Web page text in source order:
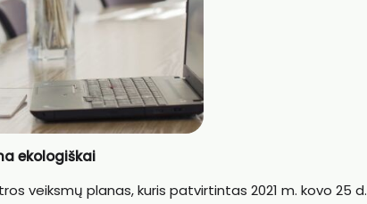
ekologiškai
veiksmų planas, kuris patvirtintas 2021 m. kovo 25 d.